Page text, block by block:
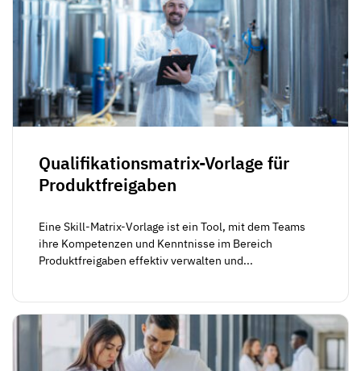
Qualifikationsmatrix-Vorlage für
Produktfreigaben
Eine Skill-Matrix-Vorlage ist ein Tool, mit dem Teams
ihre Kompetenzen und Kenntnisse im Bereich
Produktfreigaben effektiv verwalten und...